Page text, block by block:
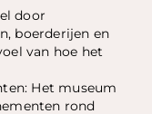
door
boerderijen en
van hoe het
Het museum
rond